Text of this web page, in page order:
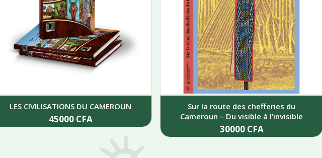
LES CIVILISATIONS DU CAMEROUN
45000 CFA
Sur la route des chefferies du
Cameroun – Du visible à l’invisible
30000 CFA